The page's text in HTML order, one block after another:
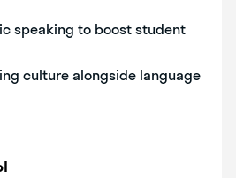
speaking to boost student
culture alongside language